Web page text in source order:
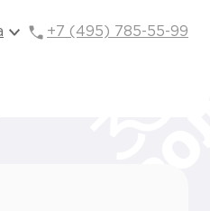
+7 (495) 785-55-99